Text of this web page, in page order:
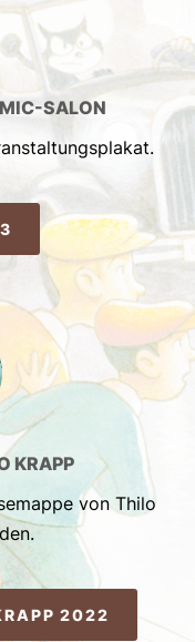
SALON
KRAPP
von Thilo
2022